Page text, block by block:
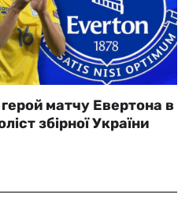
матчу Евертона в
збірної України